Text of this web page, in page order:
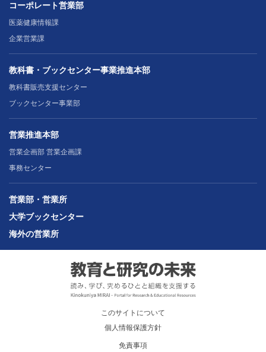
コーポレート営業部
医薬健康情報課
企業営業課
教科書・ブックセンター事業推進本部
教科書販売支援センター
ブックセンター事業部
営業推進本部
営業企画部 営業企画課
事務センター
営業部・営業所
大学ブックセンター
海外の営業所
このサイトについて
個人情報保護方針
免責事項